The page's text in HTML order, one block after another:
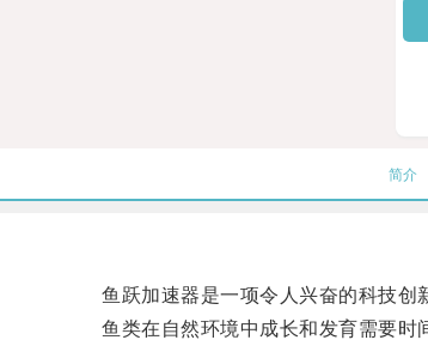
简介
鱼跃加速器是一项令人兴奋的科技创
鱼类在自然环境中成长和发育需要时间